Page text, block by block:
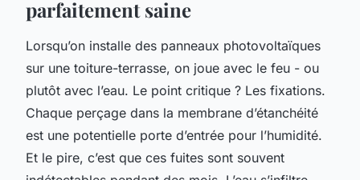
parfaitement saine
Lorsqu’on installe des panneaux photovoltaïques
sur une toiture-terrasse, on joue avec le feu - ou
plutôt avec l’eau. Le point critique ? Les fixations.
Chaque perçage dans la membrane d’étanchéité
est une potentielle porte d’entrée pour l’humidité.
Et le pire, c’est que ces fuites sont souvent